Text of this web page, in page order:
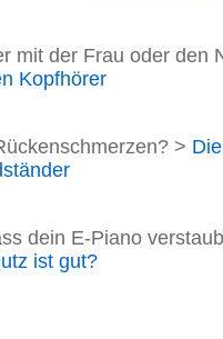
mit der Frau oder den
Kopfhörer
>
dein E-Piano
ist gut?